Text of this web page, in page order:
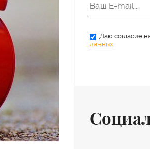
Даю согласие
данных